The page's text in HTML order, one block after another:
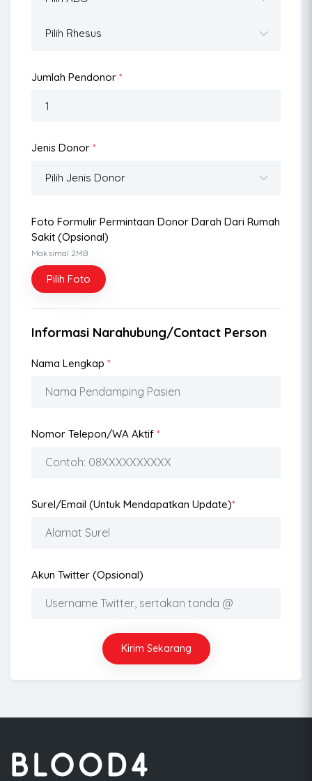
Jumlah Pendonor *
Jenis Donor *
Foto Formulir Permintaan Donor Darah Dari Rumah
Sakit (opsional)
Maksimal 2MB
Pilih Foto
Informasi Narahubung/Contact Person
Nama Lengkap *
Nomor Telepon/WA Aktif *
Surel/Email (Untuk Mendapatkan Update)*
Akun Twitter (opsional)
Kirim Sekarang